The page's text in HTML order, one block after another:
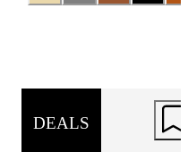
DEALS